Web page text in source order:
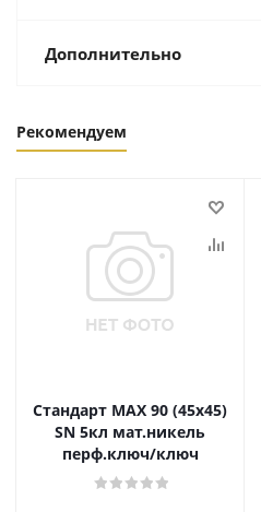
Дополнительно
Рекомендуем
Стандарт MAX 90 (45х45)
SN 5кл мат.никель
перф.ключ/ключ